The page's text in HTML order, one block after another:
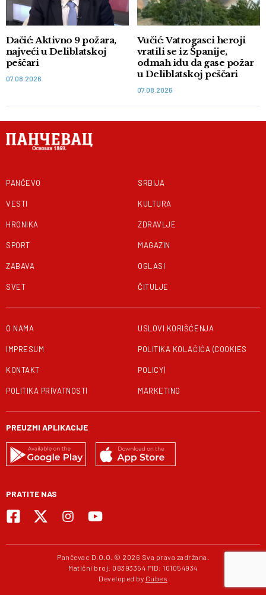
Dačić: Aktivno 9 požara,
najveći u Deliblatskoj
peščari
07.08.2026
Vučić: Vatrogasci heroji
vratili se iz Španije,
odmah idu da gase požar
u Deliblatskoj peščari
07.08.2026
PANČEVO
VESTI
HRONIKA
SPORT
ZABAVA
SVET
SRBIJA
KULTURA
ZDRAVLJE
MAGAZIN
OGLASI
ČITULJE
O NAMA
IMPRESUM
KONTAKT
POLITIKA PRIVATNOSTI
USLOVI KORIŠĆENJA
POLITIKA KOLAČIĆA (COOKIES
POLICY)
MARKETING
PREUZMI APLIKACIJE
PRATITE NAS
Pančevac D.O.O. © 2026 Sva prava zadržana.
Matični broj: 08393354 PIB: 101054934
Developed by Cubes